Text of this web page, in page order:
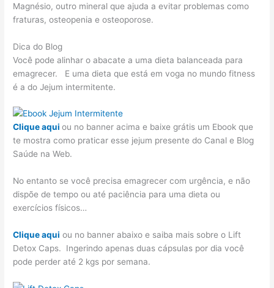
Magnésio, outro mineral que ajuda a evitar problemas como
fraturas, osteopenia e osteoporose.
Dica do Blog
Você pode alinhar o abacate a uma dieta balanceada para
emagrecer. E uma dieta que está em voga no mundo fitness
é a do Jejum intermitente.
Clique aquiou no banner acima e baixe grátis um Ebook que
te mostra como praticar esse jejum presente do Canal e Blog
Saúde na Web.
No entanto se você precisa emagrecer com urgência, e não
dispõe de tempo ou até paciência para uma dieta ou
exercícios físicos…
Clique aqui ou no banner abaixo e saiba mais sobre o Lift
Detox Caps. Ingerindo apenas duas cápsulas por dia você
pode perder até 2 kgs por semana.